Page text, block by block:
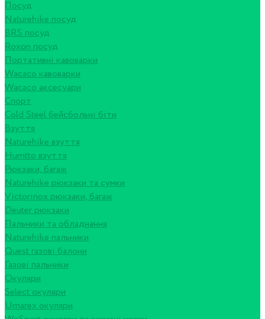
Посуд
Naturehike посуд
BRS посуд
Roxon посуд
Портативні кавоварки
Wacaco кавоварки
Wacaco аксесуари
Спорт
Cold Steel бейсбольні біти
Взуття
Naturehike взуття
Humtto взуття
Рюкзаки, багаж
Naturehike рюкзаки та сумки
Victorinox рюкзаки, багаж
Deuter рюкзаки
Пальники та обладнання
Naturehike пальники
Quest газові балони
Газові пальники
Окуляри
Select окуляри
Umarex окуляри